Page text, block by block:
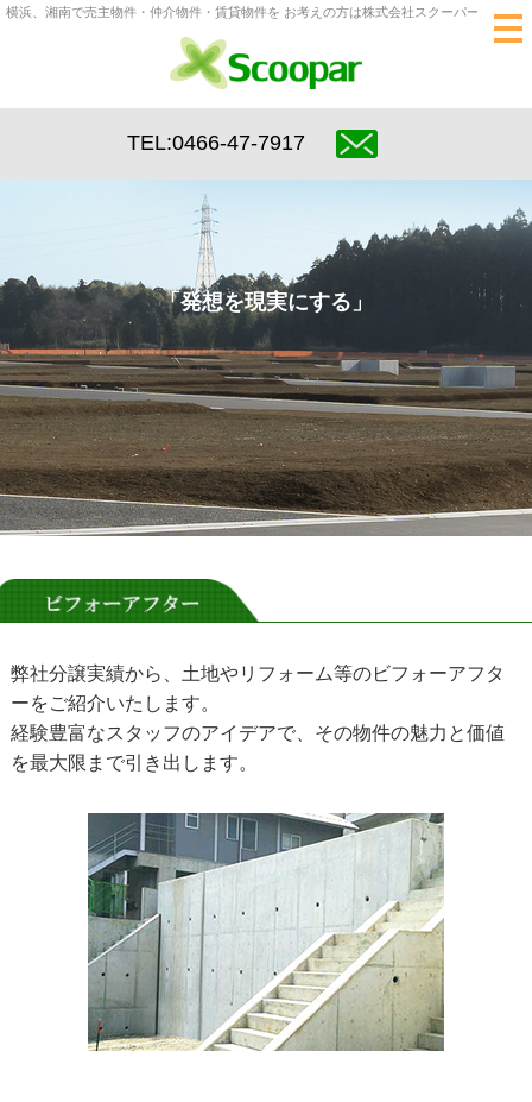
横浜、湘南で売主物件・仲介物件・賃貸物件を お考えの方は株式会社スクーパーへ
TEL:0466-47-7917
「発想を現実にする」
弊社分譲実績から、土地やリフォーム等のビフォーアフタ
ーをご紹介いたします。
経験豊富なスタッフのアイデアで、その物件の魅力と価値
を最大限まで引き出します。